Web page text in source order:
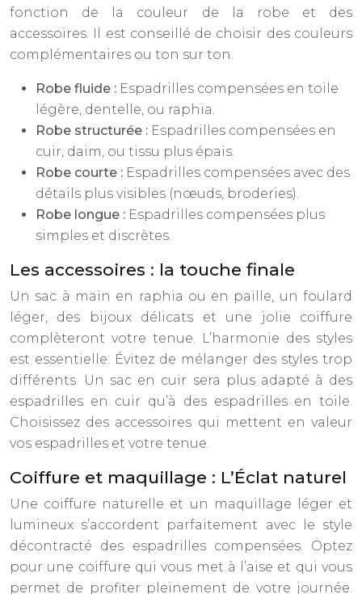
fonction de la couleur de la robe et des
accessoires. Il est conseillé de choisir des couleurs
complémentaires ou ton sur ton.
Robe fluide : Espadrilles compensées en toile
légère, dentelle, ou raphia.
Robe structurée : Espadrilles compensées en
cuir, daim, ou tissu plus épais.
Robe courte : Espadrilles compensées avec des
détails plus visibles (nœuds, broderies).
Robe longue : Espadrilles compensées plus
simples et discrètes.
Les accessoires : la touche finale
Un sac à main en raphia ou en paille, un foulard
léger, des bijoux délicats et une jolie coiffure
complèteront votre tenue. L’harmonie des styles
est essentielle. Évitez de mélanger des styles trop
différents. Un sac en cuir sera plus adapté à des
espadrilles en cuir qu’à des espadrilles en toile.
Choisissez des accessoires qui mettent en valeur
vos espadrilles et votre tenue.
Coiffure et maquillage : L’Éclat naturel
Une coiffure naturelle et un maquillage léger et
lumineux s’accordent parfaitement avec le style
décontracté des espadrilles compensées. Optez
pour une coiffure qui vous met à l’aise et qui vous
permet de profiter pleinement de votre journée.